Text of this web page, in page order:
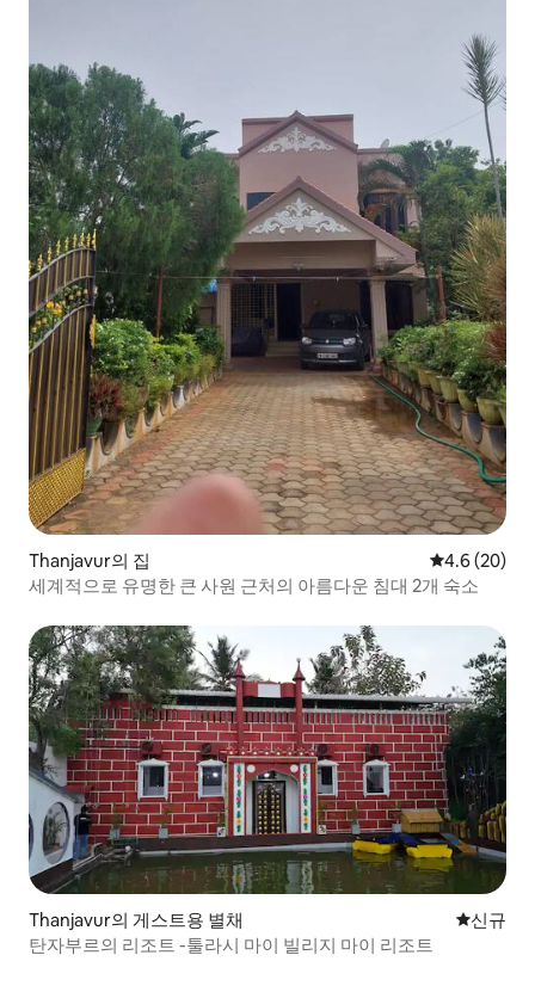
Thanjavur의 집 평점 4.6점(5
4.6 (20)
세계적으로 유명한 큰 사원 근처의 아름다운 침대 2개 숙소
Thanjavur의 게스트용 별채 신규 숙소
신규
탄자부르의 리조트 -툴라시 마이 빌리지 마이 리조트